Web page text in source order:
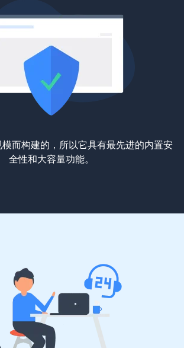
而构建的，所以它具有最先进的内置安
全性和大容量功能。